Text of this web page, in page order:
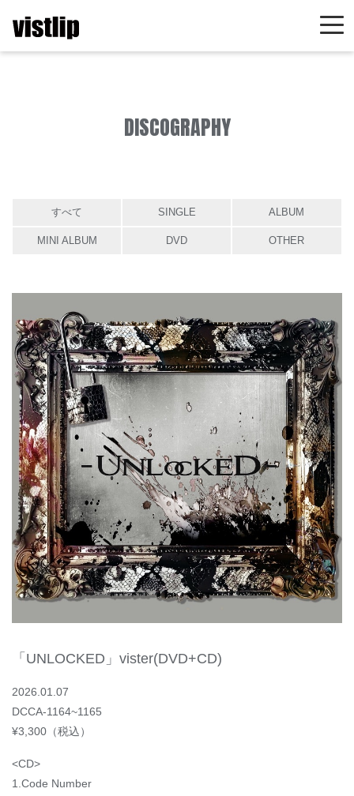
DISCOGRAPHY
すべて SINGLE ALBUM
MINI ALBUM DVD OTHER
「UNLOCKED」vister(DVD+CD)
2026.01.07
DCCA-1164~1165
¥3,300（税込）
<CD>
1.Code Number